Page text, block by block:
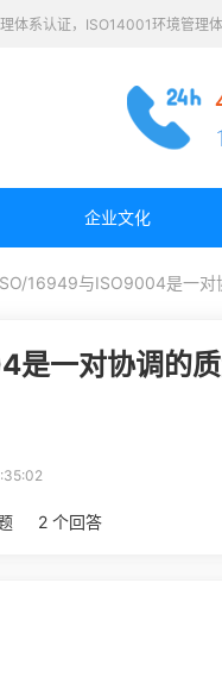
体系认证，ISO14001环境管理
企业文化
16949与ISO9004是一对
一对协调的
2 个回答